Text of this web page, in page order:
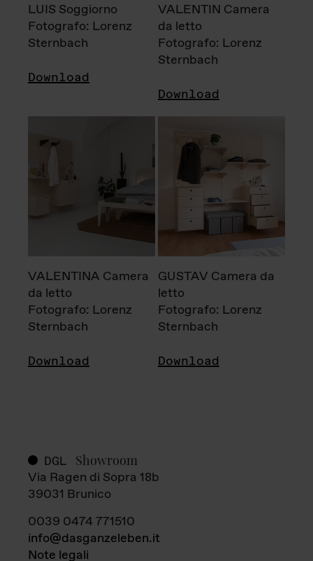
LUIS Soggiorno
Fotografo: Lorenz
Sternbach
Download
VALENTIN Camera
da letto
Fotografo: Lorenz
Sternbach
Download
VALENTINA Camera
da letto
Fotografo: Lorenz
Sternbach
Download
GUSTAV Camera da
letto
Fotografo: Lorenz
Sternbach
Download
DGL Showroom
Via Ragen di Sopra 18b
39031 Brunico
0039 0474 771510
info@dasganzeleben.it
Note legali